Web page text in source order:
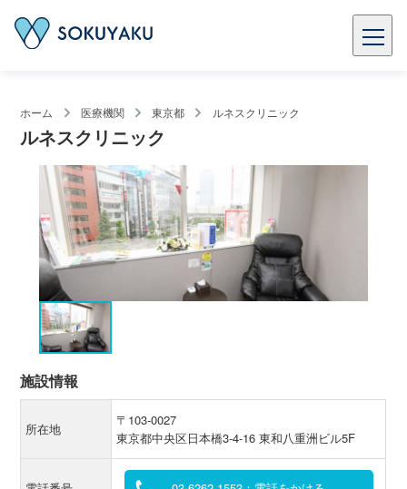
ホーム 医療機関 東京都 ルネスクリニック
ルネスクリニック
施設情報
所在地
〒103-0027
東京都中央区日本橋3-4-16 東和八重洲ビル5F